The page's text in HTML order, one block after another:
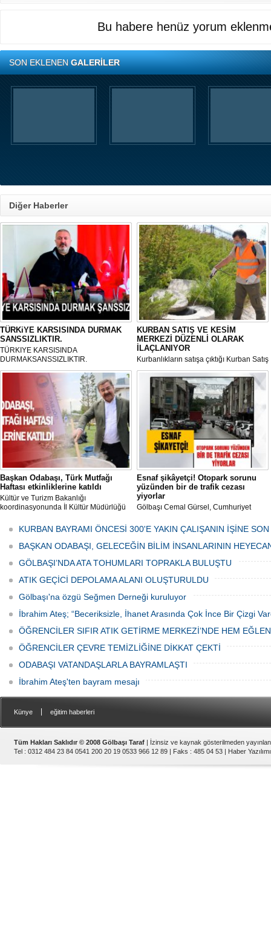
Bu habere henüz yorum
SON EKLENENGALERİLER
Diğer Haberler
TÜRKiYE KARSISINDA DURMAK
SANSSIZLIKTIR.
TÜRKIYE KARSISINDA
DURMAKSANSSIZLIKTIR.
KURBAN SATIŞ VE KESİM
MERKEZİ DÜZENLİ OLARAK
İLAÇLANIYOR
Kurbanlıkların satışa çıktığı Kurban Satış
ve Kesim Merkezi, haşere ve
mikropların önüne geçilmesi amacıyla
her gün Gölbaşı Belediyesi ekipleri
tarafından düzenli olarak ilaçlanıyor.
Başkan Odabaşı, Türk Mutfağı
Haftası etkinliklerine katıldı
Kültür ve Turizm Bakanlığı
koordinasyonunda İl Kültür Müdürlüğü
Haftası" etkinlikleri Ankara'da devam
ediyor.
Esnaf şikâyetçi! Otopark sorunu
yüzünden bir de trafik cezası
yiyorlar
Gölbaşı Cemal Gürsel, Cumhuriyet
bulunan esnaf ve alışverişe gelen
vatandaşlar park cezaları yüzünden
canından bezdi.
KURBAN BAYRAMI ÖNCESİ 300'E YAKIN ÇALIŞANIN İŞİNE
BAŞKAN ODABAŞI, GELECEĞİN BİLİM İNSANLARININ
GÖLBAŞI’NDA ATA TOHUMLARI TOPRAKLA BULUŞTU
ATIK GEÇİCİ DEPOLAMA ALANI OLUŞTURULDU
Gölbaşı'na özgü Seğmen Derneği kuruluyor
İbrahim Ateş; “Beceriksizle, İhanet Arasında Çok İnce Bir Çizgi
ÖĞRENCİLER SIFIR ATIK GETİRME MERKEZİ’NDE HEM
ÖĞRENCİLER ÇEVRE TEMİZLİĞİNE DİKKAT ÇEKTİ
ODABAŞI VATANDAŞLARLA BAYRAMLAŞTI
İbrahim Ateş'ten bayram mesajı
Künye eğitim haberleri
Tüm Hakları Saklıdır © 2008 Gölbaşı Taraf | İzinsiz ve kaynak gösterilmeden
Tel : 0312 484 23 84 0541 200 20 19 0533 966 12 89 | Faks : 485 04 53 | Haber Yazılımı